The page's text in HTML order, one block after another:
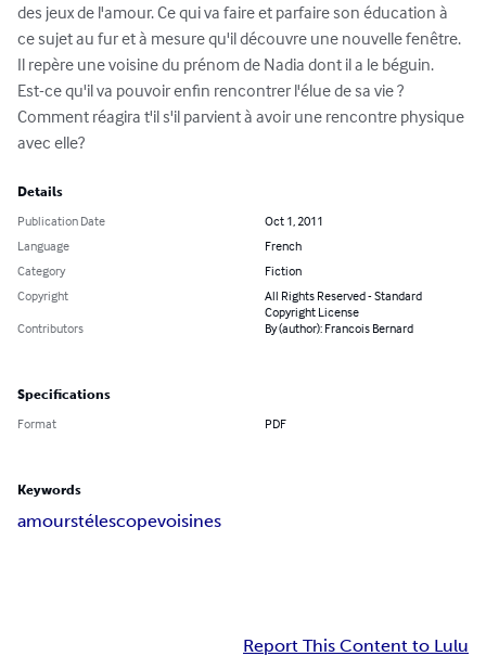
des jeux de l'amour. Ce qui va faire et parfaire son éducation à
ce sujet au fur et à mesure qu'il découvre une nouvelle fenêtre.
Il repère une voisine du prénom de Nadia dont il a le béguin.
Est-ce qu'il va pouvoir enfin rencontrer l'élue de sa vie ?
Comment réagira t'il s'il parvient à avoir une rencontre physique
avec elle?
Details
Publication Date
Oct 1, 2011
Language
French
Category
Fiction
Copyright
All Rights Reserved - Standard
Copyright License
Contributors
By (author): Francois Bernard
Specifications
Format PDF
Keywords
amourstélescopevoisines
Report This Content to Lulu